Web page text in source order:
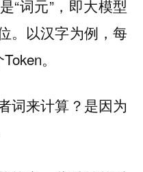
“词元”，即大模型
。以汉字为例，每
。
词来计算？是因为